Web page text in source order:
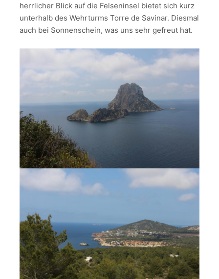
herrlicher Blick auf die Felseninsel bietet sich kurz
unterhalb des Wehrturms Torre de Savinar. Diesmal
auch bei Sonnenschein, was uns sehr gefreut hat.